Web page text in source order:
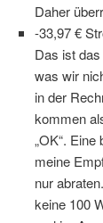
Daher
-33,97 €
Das ist
was wir
in der
kommen
„OK“.
meine
nur
keine 100